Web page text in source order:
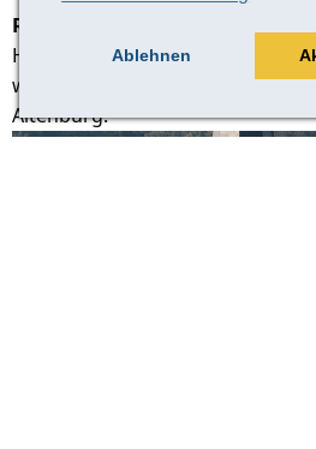
Ablehnen
Rote Spitzen Altenburg
Hier finden Sie die aktuellen
weitere Infroamtionen zu dem
Altenburg.